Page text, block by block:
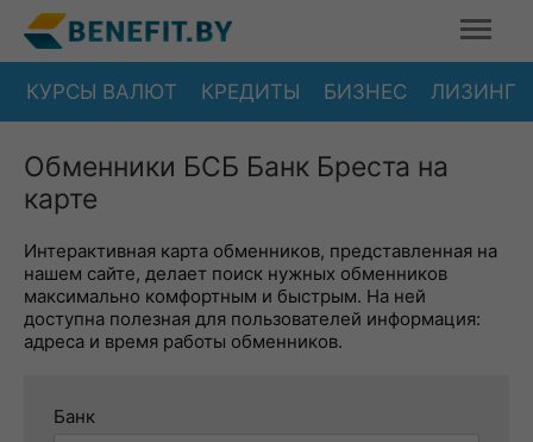
КУРСЫ ВАЛЮТ КРЕДИТЫ БИЗНЕС ЛИЗИНГ
Обменники БСБ Банк Бреста на
карте
Интерактивная карта обменников, представленная на
нашем сайте, делает поиск нужных обменников
максимально комфортным и быстрым. На ней
доступна полезная для пользователей информация:
адреса и время работы обменников.
Банк